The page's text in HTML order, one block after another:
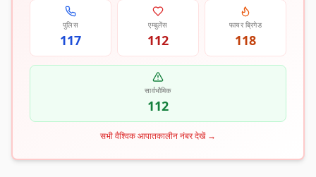
पुलिस
117
एम्बुलेंस
112
फायर ब्रिगेड
118
सार्वभौमिक
112
सभी वैश्विक आपातकालीन नंबर देखें→